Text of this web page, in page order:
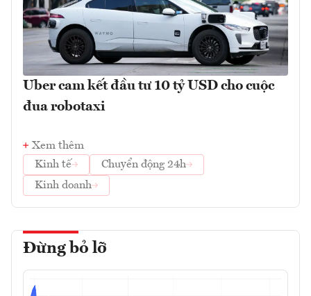
Uber cam kết đầu tư 10 tỷ USD cho cuộc
đua robotaxi
Xem thêm
Kinh tế
Chuyển động 24h
Kinh doanh
Đừng bỏ lỡ